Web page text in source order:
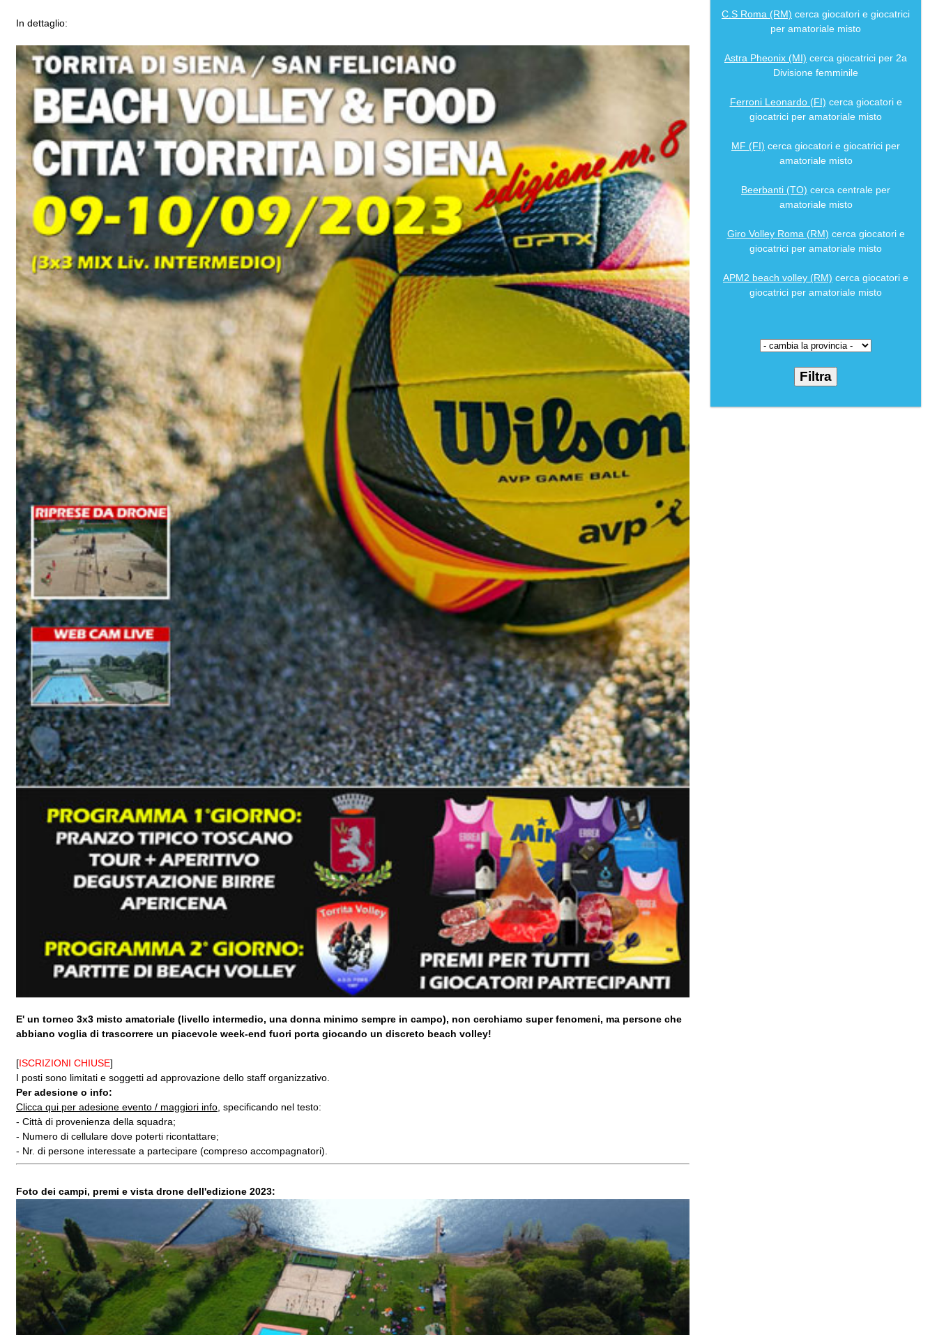
In dettaglio:
E' un torneo 3x3 misto amatoriale (livello intermedio, una donna minimo sempre in campo), non cerchiamo super fenomeni, ma persone che
abbiano voglia di trascorrere un piacevole week-end fuori porta giocando un discreto beach volley!
[ISCRIZIONI CHIUSE]
I posti sono limitati e soggetti ad approvazione dello staff organizzativo.
Per adesione o info:
Clicca qui per adesione evento / maggiori info , specificando nel testo:
- Città di provenienza della squadra;
- Numero di cellulare dove poterti ricontattare;
- Nr. di persone interessate a partecipare (compreso accompagnatori).
Foto dei campi, premi e vista drone dell'edizione 2023:
C.S Roma (RM) cerca giocatori e giocatrici
per amatoriale misto
Astra Pheonix (MI) cerca giocatrici per 2a
Divisione femminile
Ferroni Leonardo (FI) cerca giocatori e
giocatrici per amatoriale misto
MF (FI) cerca giocatori e giocatrici per
amatoriale misto
Beerbanti (TO) cerca centrale per
amatoriale misto
Giro Volley Roma (RM) cerca giocatori e
giocatrici per amatoriale misto
APM2 beach volley (RM) cerca giocatori e
giocatrici per amatoriale misto